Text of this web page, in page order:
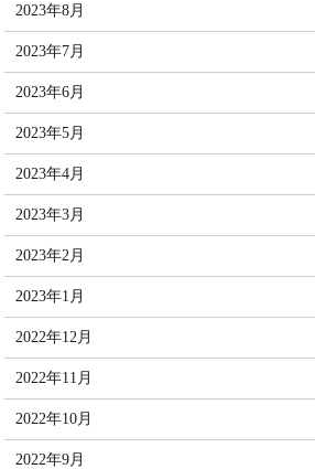
2023年8月
2023年7月
2023年6月
2023年5月
2023年4月
2023年3月
2023年2月
2023年1月
2022年12月
2022年11月
2022年10月
2022年9月